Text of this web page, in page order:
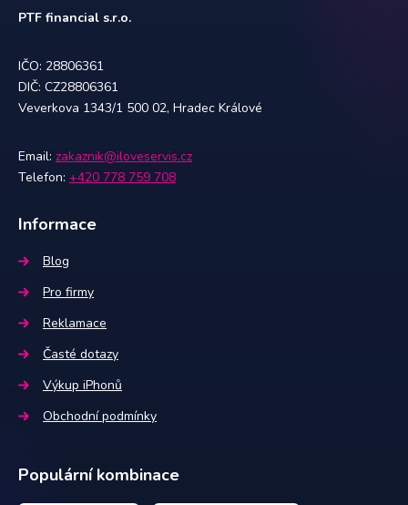
PTF financial s.r.o.
IČO: 28806361
DIČ: CZ28806361
Veverkova 1343/1 500 02, Hradec Králové
Email: zakaznik@iloveservis.cz
Telefon: +420 778 759 708
Informace
Blog
Pro firmy
Reklamace
Časté dotazy
Výkup iPhonů
Obchodní podmínky
Populární kombinace